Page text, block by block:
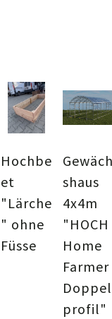
Hochbe
et
"Lärche
" ohne
Füsse
Gewäch
shaus
4x4m
"HOCH
Home
Farmer
Doppel
profil"